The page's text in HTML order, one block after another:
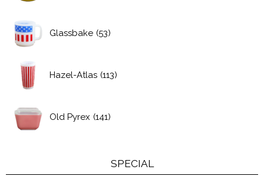
Glassbake (53)
Hazel-Atlas (113)
Old Pyrex (141)
SPECIAL